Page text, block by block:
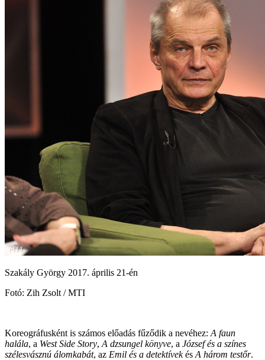
Szakály György 2017. április 21-én
Fotó: Zih Zsolt / MTI
Koreográfusként is számos előadás fűződik a nevéhez: A faun
halála, a West Side Story, A dzsungel könyve, a József és a színes
szélesvásznú álomkabát, az Emil és a detektívekés A három testőr.